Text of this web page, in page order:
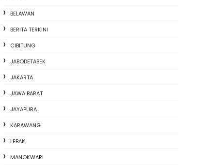
BELAWAN
BERITA TERKINI
CIBITUNG
JABODETABEK
JAKARTA
JAWA BARAT
JAYAPURA
KARAWANG
LEBAK
MANOKWARI